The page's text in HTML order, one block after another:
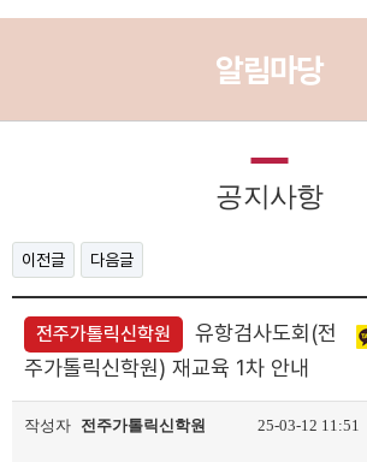
알림마당
공지사항
이전글 다음글
전주가톨릭신학원
유항검사도회(전
주가톨릭신학원) 재교육 1차 안내
작성자 전주가톨릭신학원 25-03-12 11:51